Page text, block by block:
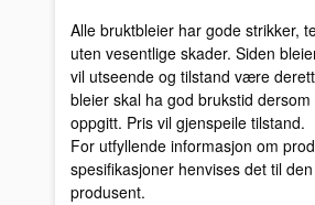
Alle bruktbleier har gode strikker,
uten vesentlige skader. Siden
vil utseende og tilstand være
bleier skal ha god brukstid
oppgitt. Pris vil gjenspeile tilstand.
For utfyllende informasjon om
spesifikasjoner henvises det til
produsent.